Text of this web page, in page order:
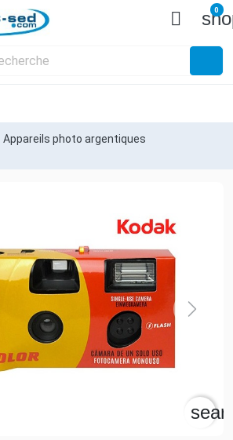
 0
Appareils photo argentiques
Next